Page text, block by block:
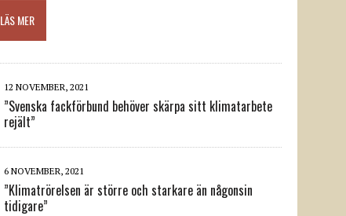
LÄS MER
12 NOVEMBER, 2021
”Svenska fackförbund behöver skärpa sitt klimatarbete
rejält”
6 NOVEMBER, 2021
”Klimatrörelsen är större och starkare än någonsin
tidigare”